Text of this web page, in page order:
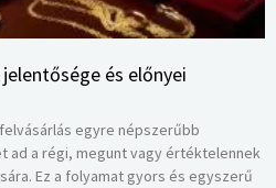
és előnyei
egyre népszerűbb
ad a régi, megunt vagy értéktelennek
Ez a folyamat gyors és egyszerű